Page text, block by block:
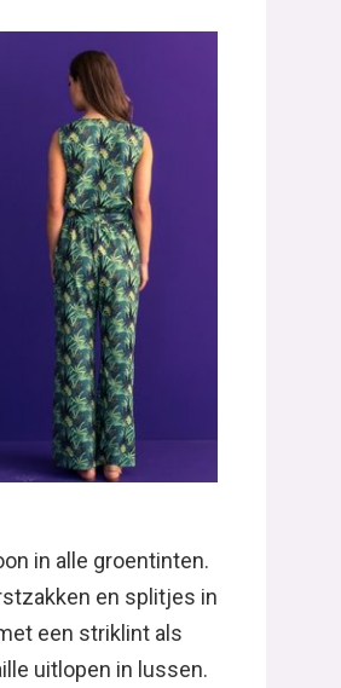
in alle groentinten.
en splitjes in
een striklint als
uitlopen in lussen.